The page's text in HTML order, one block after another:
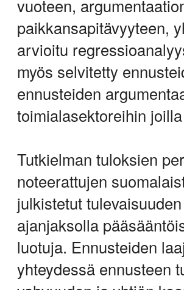
vuoteen,
paikkansapitävyyteen,
arvioitu
myös selvitetty
ennusteiden
toimialasektoreihin
Tutkielman tuloksien
noteerattujen
julkistetut
ajanjaksolla
luotuja. Ennusteiden
yhteydessä ennusteen